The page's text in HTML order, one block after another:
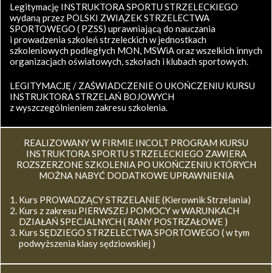
Legitymację INSTRUKTORA SPORTU STRZELECKIEGO
wydaną przez POLSKI ZWIĄZEK STRZELECTWA
SPORTOWEGO ( PZSS) uprawniającą do nauczania
i prowadzenia szkoleń strzeleckich w jednostkach
szkoleniowych podległych MON, MSWiA oraz wszelkich innych
organizacjach oświatowych, szkołach i klubach sportowych.
LEGITYMACJĘ / ZAŚWIADCZENIE O UKOŃCZENIU KURSU
INSTRUKTORA STRZELAŃ BOJOWYCH
z wyszczególnieniem zakresu szkolenia.
REALIZOWANY W FIRMIE INCOLT PROGRAM KURSU
INSTRUKTORA SPORTU STRZELECKIEGO ZAWIERA
ROZSZERZONE SZKOLENIA PO UKOŃCZENIU KTÓRYCH
MOŻNA NABYĆ DODATKOWE UPRAWNIENIA
Kurs PROWADZĄCY STRZELANIE (Kierownik Strzelania)
Kurs z zakresu PIERWSZEJ POMOCY w WARUNKACH
DZIAŁAŃ SPECJALNYCH ( RANY POSTRZAŁOWE )
Kurs SĘDZIEGO STRZELECTWA SPORTOWEGO ( w tym
podwyższenia klasy sędziowskiej )